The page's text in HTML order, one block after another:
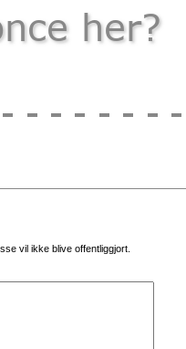
vil ikke blive offentliggjort.